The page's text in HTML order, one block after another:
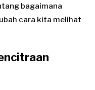
bagaimana
cara kita melihat